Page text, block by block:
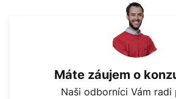
Máte záujem o
Naši odborníci Vám radi